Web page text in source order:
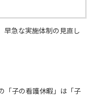
早急な実施体制の見直し
「子の看護休暇」は「子